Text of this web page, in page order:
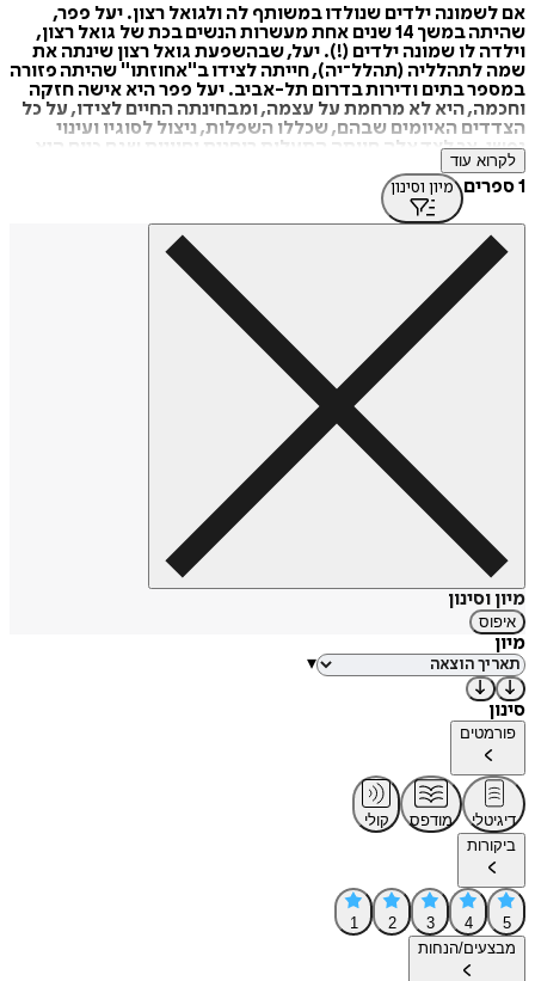
אם לשמונה ילדים שנולדו במשותף לה ולגואל רצון. יעל פפר,
שהיתה במשך 14 שנים אחת מעשרות הנשים בכת של גואל רצון,
וילדה לו שמונה ילדים (!). יעל, שבהשפעת גואל רצון שינתה את
שמה לתהלליה (תהלל־יה), חייתה לצידו ב"אחוזתו" שהיתה פזורה
במספר בתים ודירות בדרום תל-אביב. יעל פפר היא אישה חזקה
וחכמה, היא לא מרחמת על עצמה, ומבחינתה החיים לצידו, על כל
הצדדים האיומים שבהם, שכללו השפלות, ניצול לסוגיו ועינוי
נפשי, אך לצד אלה חוותה התעלות רוחנית וחוויות שגם כיום היא
טוענת שלא היתה יכולה להגיע אליהן בדרך אחרת.
יעל היתה ללא ספק אחת הנשים החזקות בבית של גואל רצון, בתוך
ההשפלה והשעבוד היא ידעה להשמיע את קולה, והיכולת שלה
להתבטא ולהשמע עוברת היטב בספר שלה. גואל רצון נעצר
ונשפט, והוא מרצה כיום עונש של 30 שנה בכלא, ויעל פפר, כמו יתר
נשותיו אשה חופשיה שממשיכה לחפש את העוצמה והתוכן בחיים
שלה, ומפיצה את הסיפור שלה באמצעות הספר שכתבה והרצאות
להעצמה נשית שהיא מעבירה.
לקרוא עוד
1 ספרים מיון וסינון
מיון וסינון
איפוס
מיון
▾
סינון
פורמטים
דיגיטלי מודפס
קולי
ביקורות
5
4
3
2
1
מבצעים/הנחות